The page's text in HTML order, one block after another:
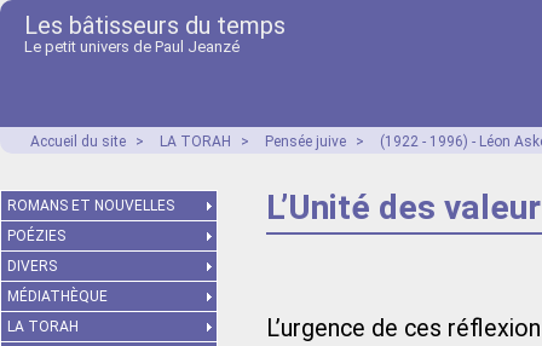
Les bâtisseurs du temps
Le petit univers de Paul Jeanzé
Accueil du site > LA TORAH > Pensée juive > (1922 - 1996) - Léon
L’Unité des
L’urgence de ces
ROMANS ET NOUVELLES
POÉZIES
DIVERS
MÉDIATHÈQUE
LA TORAH